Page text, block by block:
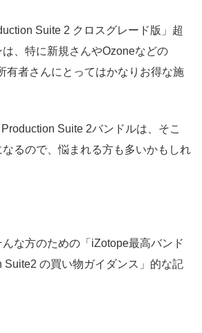
Suite 2 クロスグレード版」超
、特に新規さんやOzoneなどの
有者さんにとってはかなりお得な施
Suite 2バンドルは、そこ
るので、悩まれる方も多いかもしれ
な方のための「iZotope最高バンド
Suite2 の買い物ガイダンス」的な記